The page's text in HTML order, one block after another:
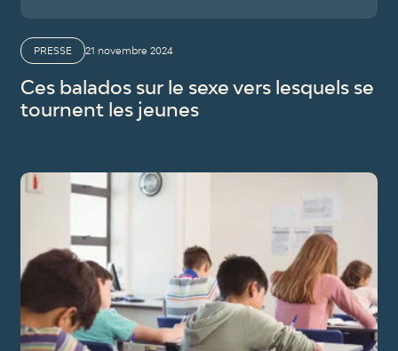
PRESSE 21 novembre 2024
Ces balados sur le sexe vers lesquels se
tournent les jeunes